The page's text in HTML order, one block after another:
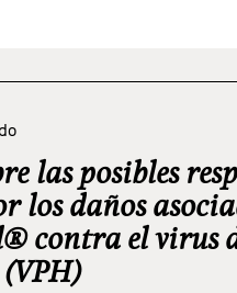
las posibles
los daños
contra el virus